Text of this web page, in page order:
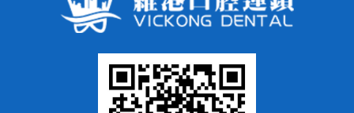
牙列不齊
牙齦出血